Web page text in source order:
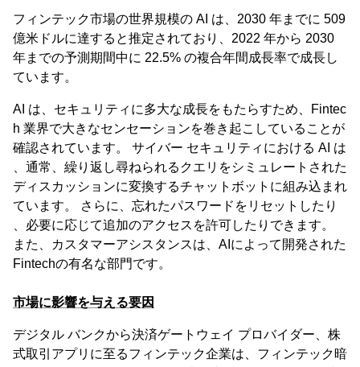
フィンテック市場の世界規模の AI は、2030 年までに 509
億米ドルに達すると推定されており、2022 年から 2030
年までの予測期間中に 22.5% の複合年間成長率で成長し
ています。
AI は、セキュリティに多大な成長をもたらすため、Fintec
h 業界で大きなセンセーションを巻き起こしていることが
確認されています。 サイバー セキュリティにおける AI は
、通常、繰り返し尋ねられるクエリをシミュレートされた
ディスカッションに変換するチャットボットに組み込まれ
ています。 さらに、忘れたパスワードをリセットしたり
、必要に応じて追加のアクセスを許可したりできます。
また、カスタマーアシスタンスは、AIによって開発された
Fintechの有名な部門です。
市場に影響を与える要因
デジタル バンクから決済ゲートウェイ プロバイダー、株
式取引アプリに至るフィンテック企業は、フィンテック暗